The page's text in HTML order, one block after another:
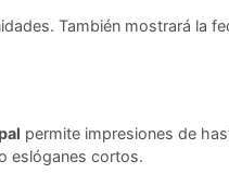
También mostrará la
permite impresiones de
eslóganes cortos.